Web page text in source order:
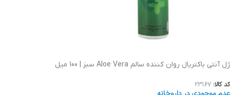
ژل آنتی باکتریال روان کننده سالم Aloe Vera سبز | 100 میل
کد کالا: 23167